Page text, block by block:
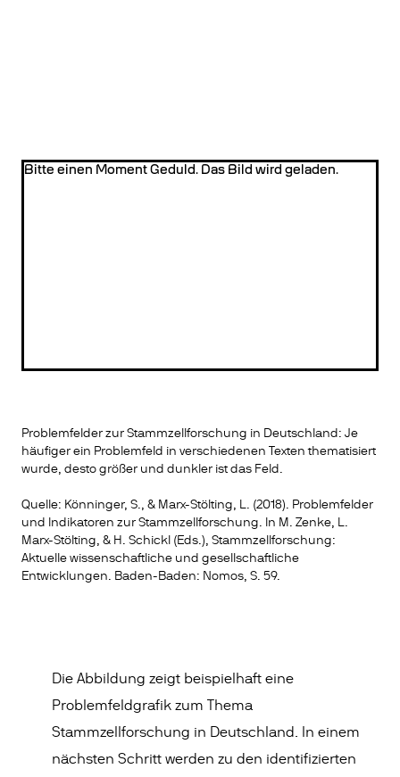
Bitte einen Moment Geduld. Das Bild wird geladen.
Problemfelder zur Stammzellforschung in Deutschland: Je
häufiger ein Problemfeld in verschiedenen Texten thematisiert
wurde, desto größer und dunkler ist das Feld.
Quelle: Könninger, S., & Marx-Stölting, L. (2018). Problemfelder
und Indikatoren zur Stammzellforschung. In M. Zenke, L.
Marx-Stölting, & H. Schickl (Eds.), Stammzellforschung:
Aktuelle wissenschaftliche und gesellschaftliche
Entwicklungen. Baden-Baden: Nomos, S. 59.
Die Abbildung zeigt beispielhaft eine
Problemfeldgrafik zum Thema
Stammzellforschung in Deutschland. In einem
nächsten Schritt werden zu den identifizierten